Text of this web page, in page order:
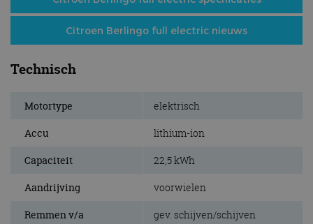
Citroen Berlingo full electric nieuws
Technisch
Motortype elektrisch
Accu lithium-ion
Capaciteit 22,5 kWh
Aandrijving voorwielen
Remmen v/a gev. schijven/schijven